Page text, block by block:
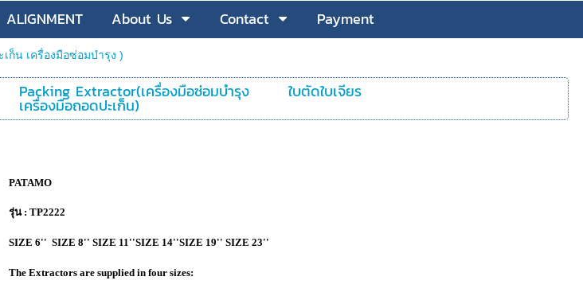
ALIGNMENT About Us Contact Payment
เก็น เครื่องมือซ่อมบำรุง )
Packing Extractor(เครื่องมือซ่อมบำรุง
เครื่องมือถอดปะเก็น)
ใบตัดใบเจียร
PATAMO
รุ่น : TP2222
SIZE 6'' SIZE 8'' SIZE 11''SIZE 14''SIZE 19'' SIZE 23''
The Extractors are supplied in four sizes: